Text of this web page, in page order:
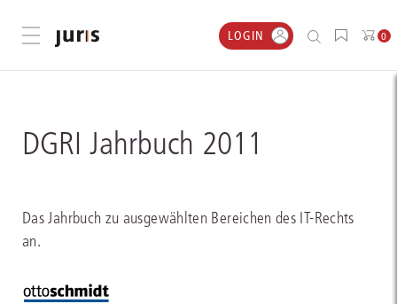
Menü öffnen LOGIN 0
DGRI Jahrbuch 2011
Das Jahrbuch zu ausgewählten Bereichen des IT-Rechts
an.